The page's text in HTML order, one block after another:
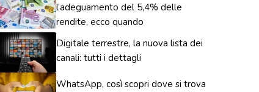
l’adeguamento del 5,4% delle
rendite, ecco quando
Digitale terrestre, la nuova lista dei
canali: tutti i dettagli
WhatsApp, così scopri dove si trova